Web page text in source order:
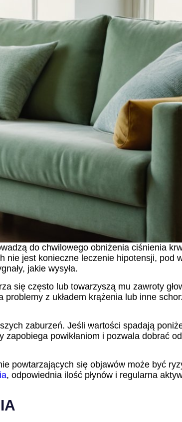
do chwilowego obniżenia ciśnienia
jest konieczne leczenie hipotensji, pod
jakie wysyła.
się często lub towarzyszą mu zawroty
z układem krążenia lub inne
zaburzeń. Jeśli wartości spadają
powikłaniom i pozwala dobrać
powtarzających się objawów może być
, odpowiednia ilość płynów i regularna